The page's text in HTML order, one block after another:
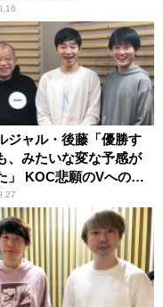
ジャル・後藤「優勝す
、みたいな変な予感が
」 KOC悲願のVへの思
かす